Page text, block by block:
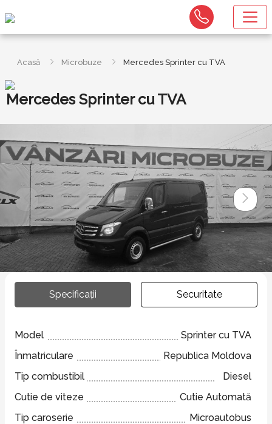
Acasă Microbuze Mercedes Sprinter cu TVA
Mercedes Sprinter cu TVA
Specificații Securitate
Model
Sprinter cu TVA
Înmatriculare
Republica Moldova
Tip combustibil
Diesel
Cutie de viteze
Cutie Automată
Tip caroserie
Microautobus